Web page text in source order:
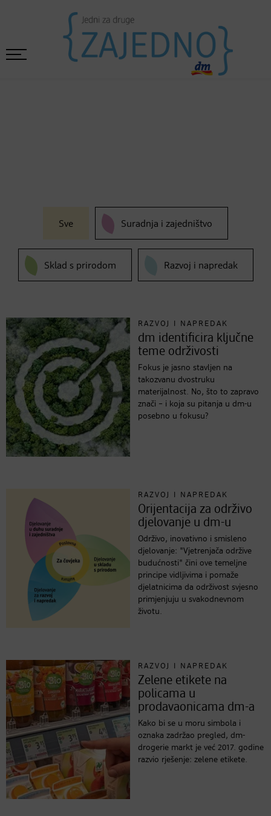
Sve Suradnja i zajedništvo
Sklad s prirodom Razvoj i napredak
RAZVOJ I NAPREDAK
dm identificira ključne
teme održivosti
Fokus je jasno stavljen na
takozvanu dvostruku
materijalnost. No, što to zapravo
znači – i koja su pitanja u dm-u
posebno u fokusu?
RAZVOJ I NAPREDAK
Orijentacija za održivo
djelovanje u dm-u
Održivo, inovativno i smisleno
djelovanje: "Vjetrenjača održive
budućnosti" čini ove temeljne
principe vidljivima i pomaže
djelatnicima da održivost svjesno
primjenjuju u svakodnevnom
životu.
RAZVOJ I NAPREDAK
Zelene etikete na
policama u
prodavaonicama dm-a
Kako bi se u moru simbola i
oznaka zadržao pregled, dm-
drogerie markt je već 2017. godine
razvio rješenje: zelene etikete.